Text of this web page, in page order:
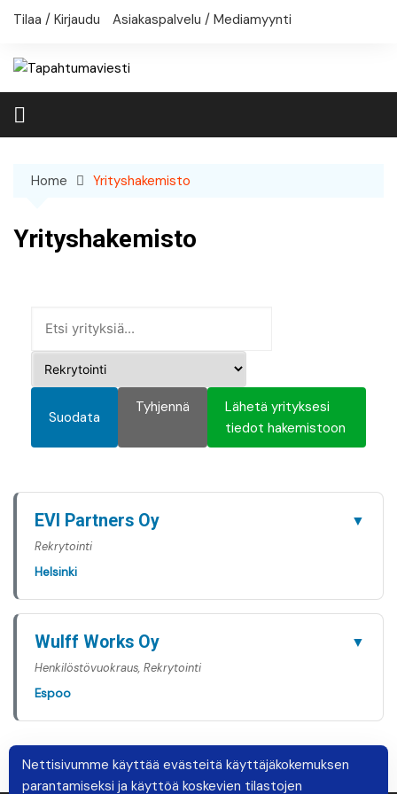
Skip
Tilaa / Kirjaudu Asiakaspalvelu / Mediamyynti
Home Yrityshakemisto
Yrityshakemisto
Suodata
Tyhjennä
Lähetä yrityksesi
tiedot hakemistoon
EVI Partners Oy ▼
Rekrytointi
Helsinki
Wulff Works Oy ▼
Henkilöstövuokraus, Rekrytointi
Espoo
Nettisivumme käyttää evästeitä käyttäjäkokemuksen
parantamiseksi ja käyttöä koskevien tilastojen